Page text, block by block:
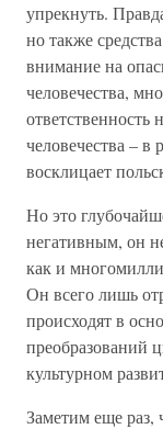
упрекнуть.
но также
внимание на
человечества,
ответственность
человечества – в
восклицает
Но это
негативным, он
как и
Он всего лишь
происходят в
преобразований
культурном
Заметим еще раз,